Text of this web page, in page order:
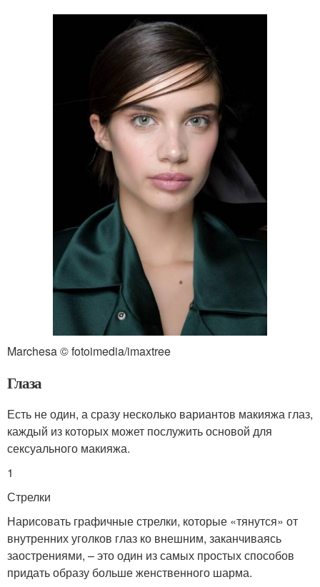
Marchesa © fotoimedia/imaxtree
Глаза
Есть не один, а сразу несколько вариантов макияжа глаз,
каждый из которых может послужить основой для
сексуального макияжа.
1
Стрелки
Нарисовать графичные стрелки, которые «тянутся» от
внутренних уголков глаз ко внешним, заканчиваясь
заострениями, – это один из самых простых способов
придать образу больше женственного шарма.